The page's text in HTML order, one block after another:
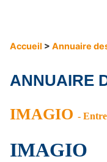
Accueil > Annuaire
ANNUAIRE
IMAGIO -
IMAGIO